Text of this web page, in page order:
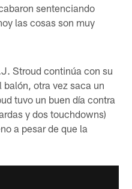
sentenciando
las cosas son muy
Stroud continúa con su
otra vez saca un
tuvo un buen día contra
y dos touchdowns)
a pesar de que la